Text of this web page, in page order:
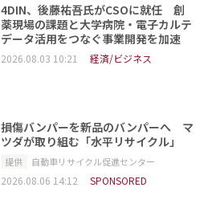
4DIN、後藤祐吾氏がCSOに就任 創
薬現場の課題と大学病院・電子カルテ
データ活用をつなぐ事業開発を加速
2026.08.03 10:21 経済/ビジネス
損傷バンパーを新品のバンパーへ マ
ツダが取り組む「水平リサイクル」
提供 自動車リサイクル促進センター
2026.08.06 14:12 SPONSORED